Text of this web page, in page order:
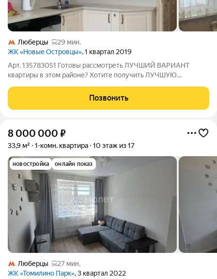
Люберцы
29 мин.
ЖК «Новые Островцы», 1 квартал 2019
Арт. 135783051 Готовы рассмотреть ЛУЧШИЙ ВАРИАНТ
квартиры в этом районе? Хотите получить ЛУЧШУЮ
ГАРАНТИЕЙ БЕЗОПАСНОСТИ? Тогда эта КВАРТИРА ДЛЯ ВАС!
Однокомнатная квартира, расположенная по адресу:
Позвонить
8 000 000 ₽
33,9 м² 1-комн. квартира 10 этаж из 17
новостройка онлайн показ
Люберцы
27 мин.
ЖК «Томилино Парк», 3 квартал 2022